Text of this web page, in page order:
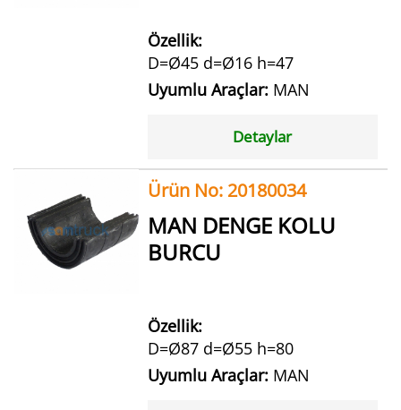
Özellik:
D=Ø45 d=Ø16 h=47
Uyumlu Araçlar: MAN
Detaylar
Ürün No: 20180034
MAN DENGE KOLU
BURCU
Özellik:
D=Ø87 d=Ø55 h=80
Uyumlu Araçlar: MAN